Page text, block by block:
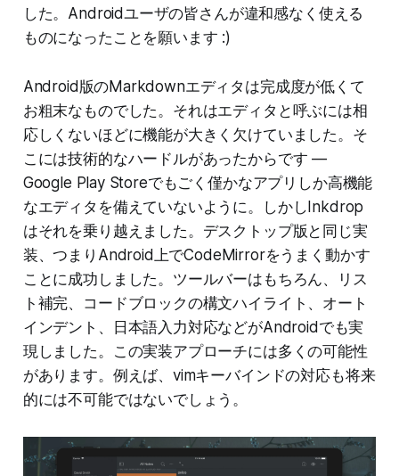
した。Androidユーザの皆さんが違和感なく使える
ものになったことを願います :)
Android版のMarkdownエディタは完成度が低くて
お粗末なものでした。それはエディタと呼ぶには相
応しくないほどに機能が大きく欠けていました。そ
こには技術的なハードルがあったからです —
Google Play Storeでもごく僅かなアプリしか高機能
なエディタを備えていないように。しかしInkdrop
はそれを乗り越えました。デスクトップ版と同じ実
装、つまりAndroid上でCodeMirrorをうまく動かす
ことに成功しました。ツールバーはもちろん、リス
ト補完、コードブロックの構文ハイライト、オート
インデント、日本語入力対応などがAndroidでも実
現しました。この実装アプローチには多くの可能性
があります。例えば、vimキーバインドの対応も将来
的には不可能ではないでしょう。